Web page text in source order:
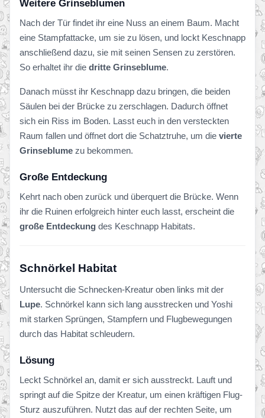
Weitere Grinseblumen
Nach der Tür findet ihr eine Nuss an einem Baum. Macht
eine Stampfattacke, um sie zu lösen, und lockt Keschnapp
anschließend dazu, sie mit seinen Sensen zu zerstören.
So erhaltet ihr die dritte Grinseblume.
Danach müsst ihr Keschnapp dazu bringen, die beiden
Säulen bei der Brücke zu zerschlagen. Dadurch öffnet
sich ein Riss im Boden. Lasst euch in den versteckten
Raum fallen und öffnet dort die Schatztruhe, um die vierte
Grinseblume zu bekommen.
Große Entdeckung
Kehrt nach oben zurück und überquert die Brücke. Wenn
ihr die Ruinen erfolgreich hinter euch lasst, erscheint die
große Entdeckung des Keschnapp Habitats.
Schnörkel Habitat
Untersucht die Schnecken-Kreatur oben links mit der
Lupe. Schnörkel kann sich lang ausstrecken und Yoshi
mit starken Sprüngen, Stampfern und Flugbewegungen
durch das Habitat schleudern.
Lösung
Leckt Schnörkel an, damit er sich ausstreckt. Lauft und
springt auf die Spitze der Kreatur, um einen kräftigen Flug-
Sturz auszuführen. Nutzt das auf der rechten Seite, um